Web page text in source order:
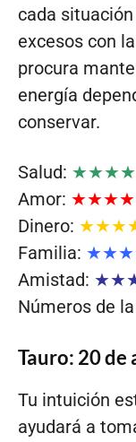
cada
excesos con
procura
energía
conservar.
Salud: ★★★★
Amor: ★★★★
Dinero:
Familia:
Amistad:
Números de
Tauro: 20 de
Tu intuición
ayudará a